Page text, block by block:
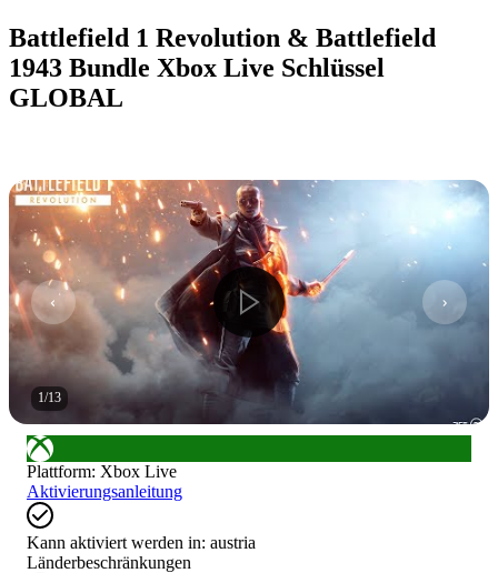
Battlefield 1 Revolution & Battlefield
1943 Bundle Xbox Live Schlüssel
GLOBAL
1/13
Plattform: Xbox Live
Aktivierungsanleitung
Kann aktiviert werden in: austria
Länderbeschränkungen